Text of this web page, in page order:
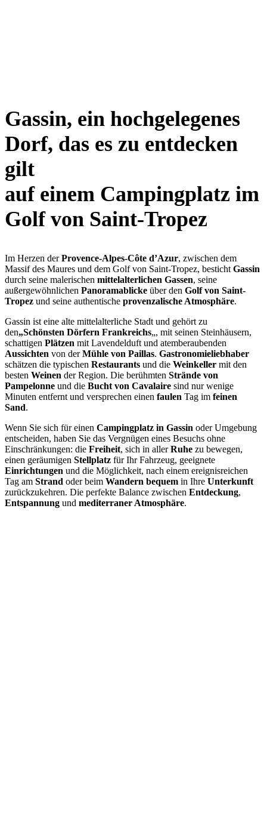
Gassin, ein hochgelegenes
Dorf, das es zu entdecken
gilt
auf einem Campingplatz im
Golf von Saint-Tropez
Im Herzen derProvence-Alpes-Côte d’Azur, zwischen dem
Massif des Maures und dem Golf von Saint-Tropez, besticht Gassin
durch seine malerischen mittelalterlichen Gassen, seine
außergewöhnlichen Panoramablicke über den Golf von Saint-
Tropez und seine authentische provenzalische Atmosphäre.
Gassin ist eine alte mittelalterliche Stadt und gehört zu
den„Schönsten Dörfern Frankreichs„, mit seinen Steinhäusern,
schattigen Plätzen mit Lavendelduft und atemberaubenden
Aussichten von derMühle von Paillas. Gastronomieliebhaber
schätzen die typischen Restaurants und die Weinkeller mit den
besten Weinen der Region. Die berühmten Strände von
Pampelonne und die Bucht von Cavalaire sind nur wenige
Minuten entfernt und versprechen einen faulen Tag im feinen
Sand.
Wenn Sie sich für einen Campingplatz in Gassin oder Umgebung
entscheiden, haben Sie das Vergnügen eines Besuchs ohne
Einschränkungen: die Freiheit, sich in allerRuhe zu bewegen,
einen geräumigen Stellplatz für Ihr Fahrzeug, geeignete
Einrichtungen und die Möglichkeit, nach einem ereignisreichen
Tag am Strand oder beim Wandern bequem in Ihre Unterkunft
zurückzukehren. Die perfekte Balance zwischen Entdeckung,
Entspannung und mediterraner Atmosphäre.